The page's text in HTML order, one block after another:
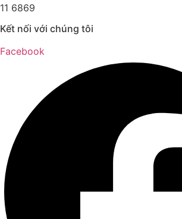
11 6869
Kết nối với chúng tôi
Facebook